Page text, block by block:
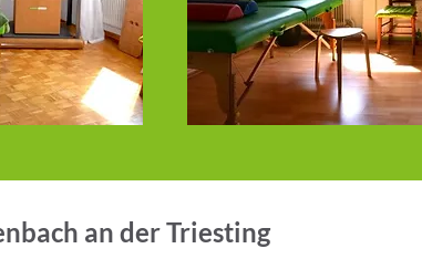
an der Triesting